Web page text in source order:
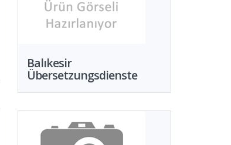
Balıkesir
Übersetzungsdienste